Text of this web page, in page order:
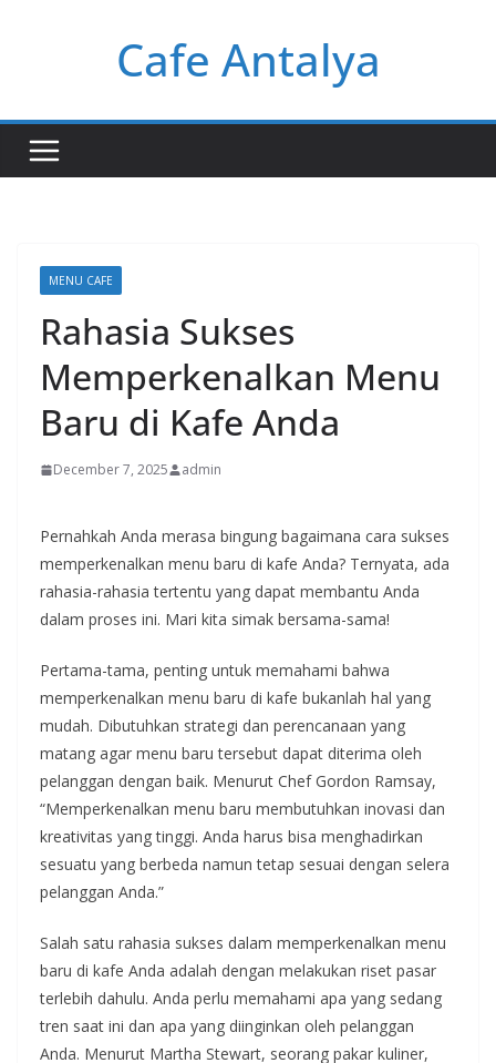
Cafe Antalya
MENU CAFE
Rahasia Sukses
Memperkenalkan Menu
Baru di Kafe Anda
December 7, 2025 admin
Pernahkah Anda merasa bingung bagaimana cara sukses
memperkenalkan menu baru di kafe Anda? Ternyata, ada
rahasia-rahasia tertentu yang dapat membantu Anda
dalam proses ini. Mari kita simak bersama-sama!
Pertama-tama, penting untuk memahami bahwa
memperkenalkan menu baru di kafe bukanlah hal yang
mudah. Dibutuhkan strategi dan perencanaan yang
matang agar menu baru tersebut dapat diterima oleh
pelanggan dengan baik. Menurut Chef Gordon Ramsay,
“Memperkenalkan menu baru membutuhkan inovasi dan
kreativitas yang tinggi. Anda harus bisa menghadirkan
sesuatu yang berbeda namun tetap sesuai dengan selera
pelanggan Anda.”
Salah satu rahasia sukses dalam memperkenalkan menu
baru di kafe Anda adalah dengan melakukan riset pasar
terlebih dahulu. Anda perlu memahami apa yang sedang
tren saat ini dan apa yang diinginkan oleh pelanggan
Anda. Menurut Martha Stewart, seorang pakar kuliner,